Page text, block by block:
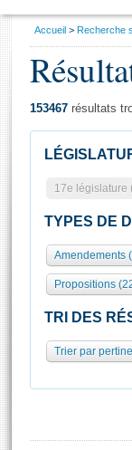
Présidence
577 députés
Groupes
Séance
Europe et
Pétitions
Rôle et
Présidence
Documents
( Constitution |
Visiter
Visite
Assister à
Vous
Accueil Recherche
153467 résultats
17e législature
TYPES DE
Amendements
Propositions
TRI DES
Trier par